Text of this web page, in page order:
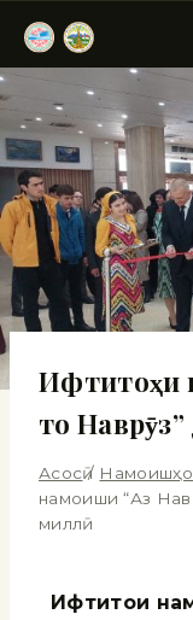
Ифтитоҳи
то
Асосӣ / Намоишҳо
намоиши “Аз
миллӣ
Ифтитоҳи